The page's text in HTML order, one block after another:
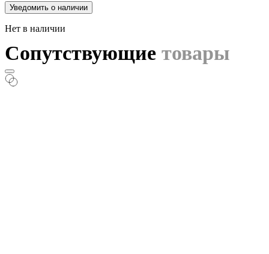
Уведомить о наличии
Нет в наличии
Сопутствующие товары